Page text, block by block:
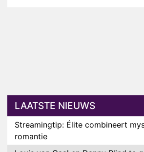
LAATSTE NIEUWS
Streamingtip: Élite combineert
romantie